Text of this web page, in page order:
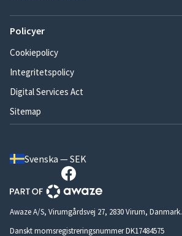
Policyer
Cookiepolicy
Integritetspolicy
Digital Services Act
Sitemap
Svenska — SEK
Awaze A/S, Virumgårdsvej 27, 2830 Virum, Danmark.
Danskt momsregistreringsnummer DK17484575